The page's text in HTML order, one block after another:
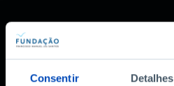
Consentir Detalhes
Também lhe pode
interessar